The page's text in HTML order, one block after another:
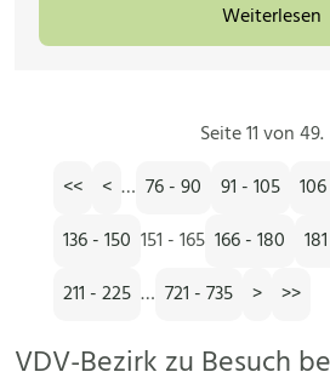
Weiterlesen
Seite 11 von 49.
<<
< … 76 - 90 91 - 105
136 - 150 151 - 165 166 - 180
211 - 225 … 721 - 735 > >>